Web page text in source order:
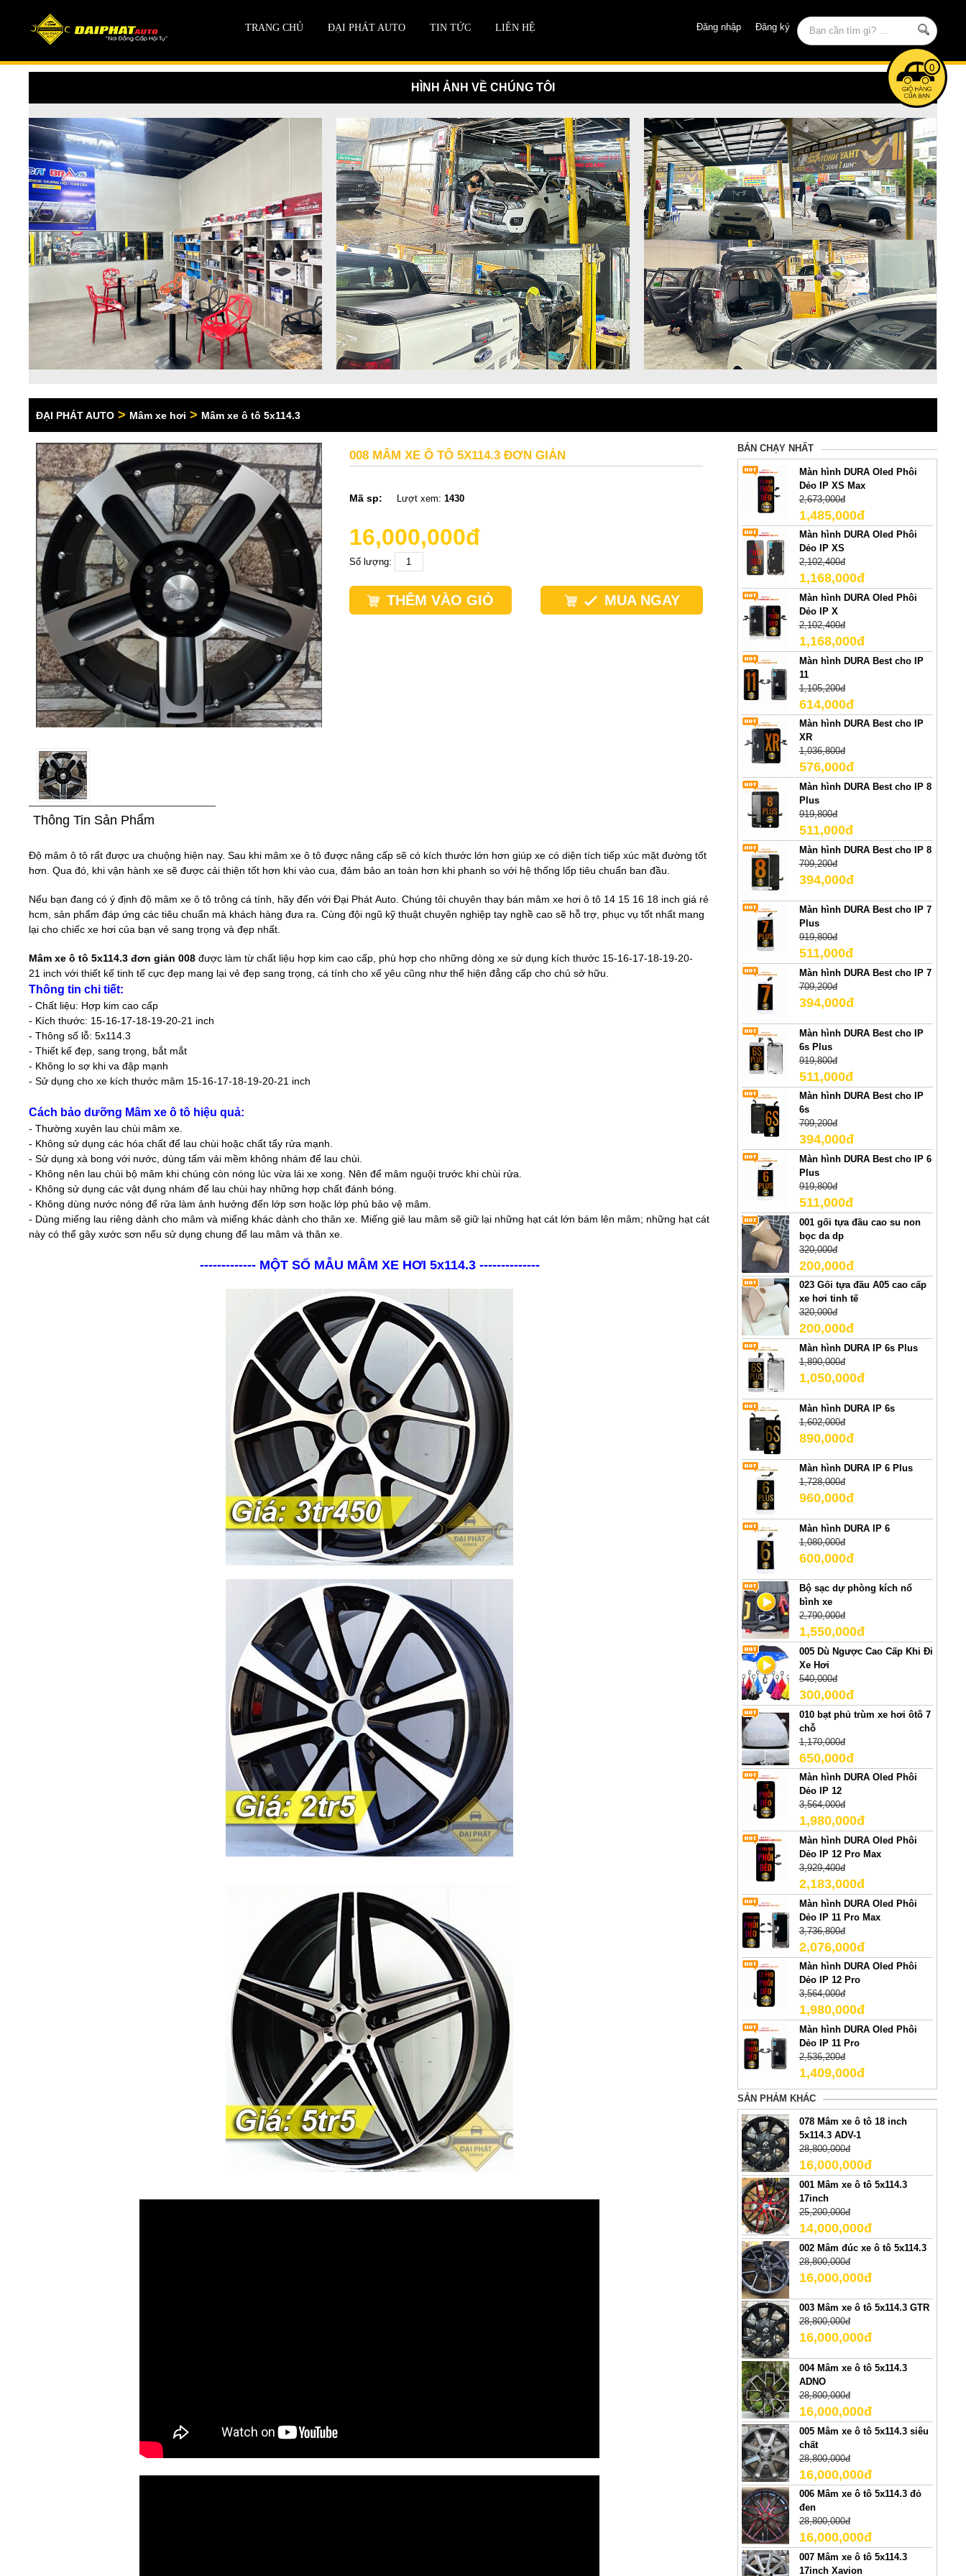
Đăng nhập Đăng ký
TRANG CHỦ ĐẠI PHÁT AUTO TIN TỨC LIÊN HỆ
0
HÌNH ẢNH VỀ CHÚNG TÔI
ĐẠI PHÁT AUTO > Mâm xe hơi > Mâm xe ô tô 5x114.3
008 MÂM XE Ô TÔ 5X114.3 ĐƠN GIẢN
Mã sp: Lượt xem: 1430
16,000,000đ
Số lượng:
THÊM VÀO GIỎ MUA NGAY
Thông Tin Sản Phẩm
​Độ mâm ô tô rất được ưa chuộng hiện nay. Sau khi mâm xe ô tô được nâng cấp sẽ có kích thước lớn hơn giúp xe có diện tích tiếp xúc mặt đường tốt
hơn. Qua đó, khi vận hành xe sẽ được cải thiện tốt hơn khi vào cua, đảm bảo an toàn hơn khi phanh so với hệ thống lốp tiêu chuẩn ban đầu.
Nếu bạn đang có ý định độ mâm xe ô tô trông cá tính, hãy đến với Đại Phát Auto. Chúng tôi chuyên thay bán mâm xe hơi ô tô 14 15 16 18 inch giá rẻ​
hcm, sản phẩm đáp ứng các tiêu chuẩn mà khách hàng đưa ra. Cùng đội ngũ kỹ thuật chuyên nghiệp tay nghề cao sẽ hỗ trợ, phục vụ tốt nhất mang
lại cho chiếc xe hơi của bạn vẻ sang trọng và đẹp nhất.
Mâm xe ô tô 5x114.3 đơn giản 008 được làm từ chất liệu hợp kim cao cấp, phù hợp cho những dòng xe sử dụng kích thước 15-16-17-18-19-20-
21 inchvới thiết kế tinh tế cựcđẹp mang lại vẻ đẹp sang trọng, cá tính cho xế yêu cũng như thể hiện đẳng cấp cho chủ sở hữu.
Thông tin chi tiết:
- Chất liệu: Hợp kim cao cấp
- Kích thước: 15-16-17-18-19-20-21 inch
- Thông số lỗ: 5x114.3
- Thiết kế đẹp, sang trọng, bắt mắt
- Không lo sợ khi va đập mạnh
- Sử dụng cho xe kích thước mâm 15-16-17-18-19-20-21 inch
Cách bảo dưỡng Mâm xe ô tô hiệu quả:
- Thường xuyên lau chùi mâm xe.
- Không sử dụng các hóa chất để lau chùi hoặc chất tẩy rửa mạnh.
- Sử dụng xà bong với nước, dùng tấm vải mềm không nhám để lau chùi.
- Không nên lau chùi bộ mâm khi chúng còn nóng lúc vừa lái xe xong. Nên để mâm nguội trước khi chùi rửa.
- Không sử dụng các vật dụng nhám để lau chùi hay những hợp chất đánh bóng.
- Không dùng nước nóng để rửa làm ảnh hưởng đến lớp sơn hoặc lớp phủ bảo vệ mâm.
- Dùng miếng lau riêng dành cho mâm và miếng khác dành cho thân xe. Miếng giẻ lau mâm sẽ giữ lại những hạt cát lớn bám lên mâm; những hạt cát
này có thể gây xước sơn nếu sử dụng chung để lau mâm và thân xe.
------------- MỘT SỐ MẪU MÂM XE HƠI 5x114.3 --------------
BÁN CHẠY NHẤT
Màn hình DURA Oled Phôi
Dẻo IP XS Max
2,673,000đ
1,485,000đ
Màn hình DURA Oled Phôi
Dẻo IP XS
2,102,400đ
1,168,000đ
Màn hình DURA Oled Phôi
Dẻo IP X
2,102,400đ
1,168,000đ
Màn hình DURA Best cho IP
11
1,105,200đ
614,000đ
Màn hình DURA Best cho IP
XR
1,036,800đ
576,000đ
Màn hình DURA Best cho IP 8
Plus
919,800đ
511,000đ
Màn hình DURA Best cho IP 8
709,200đ
394,000đ
Màn hình DURA Best cho IP 7
Plus
919,800đ
511,000đ
Màn hình DURA Best cho IP 7
709,200đ
394,000đ
Màn hình DURA Best cho IP
6s Plus
919,800đ
511,000đ
Màn hình DURA Best cho IP
6s
709,200đ
394,000đ
Màn hình DURA Best cho IP 6
Plus
919,800đ
511,000đ
001 gối tựa đầu cao su non
bọc da dp
320,000đ
200,000đ
023 Gối tựa đầu A05 cao cấp
xe hơi tinh tế
320,000đ
200,000đ
Màn hình DURA IP 6s Plus
1,890,000đ
1,050,000đ
Màn hình DURA IP 6s
1,602,000đ
890,000đ
Màn hình DURA IP 6 Plus
1,728,000đ
960,000đ
Màn hình DURA IP 6
1,080,000đ
600,000đ
Bộ sạc dự phòng kích nổ
bình xe
2,790,000đ
1,550,000đ
005 Dù Ngược Cao Cấp Khi Đi
Xe Hơi
540,000đ
300,000đ
010 bạt phủ trùm xe hơi ôtô 7
chỗ
1,170,000đ
650,000đ
Màn hình DURA Oled Phôi
Dẻo IP 12
3,564,000đ
1,980,000đ
Màn hình DURA Oled Phôi
Dẻo IP 12 Pro Max
3,929,400đ
2,183,000đ
Màn hình DURA Oled Phôi
Dẻo IP 11 Pro Max
3,736,800đ
2,076,000đ
Màn hình DURA Oled Phôi
Dẻo IP 12 Pro
3,564,000đ
1,980,000đ
Màn hình DURA Oled Phôi
Dẻo IP 11 Pro
2,536,200đ
1,409,000đ
SẢN PHẢM KHÁC
078 Mâm xe ô tô 18 inch
5x114.3 ADV-1
28,800,000đ
16,000,000đ
001 Mâm xe ô tô 5x114.3
17inch
25,200,000đ
14,000,000đ
002 Mâm đúc xe ô tô 5x114.3
28,800,000đ
16,000,000đ
003 Mâm xe ô tô 5x114.3 GTR
28,800,000đ
16,000,000đ
004 Mâm xe ô tô 5x114.3
ADNO
28,800,000đ
16,000,000đ
005 Mâm xe ô tô 5x114.3 siêu
chất
28,800,000đ
16,000,000đ
006 Mâm xe ô tô 5x114.3 đỏ
đen
28,800,000đ
16,000,000đ
007 Mâm xe ô tô 5x114.3
17inch Xavion